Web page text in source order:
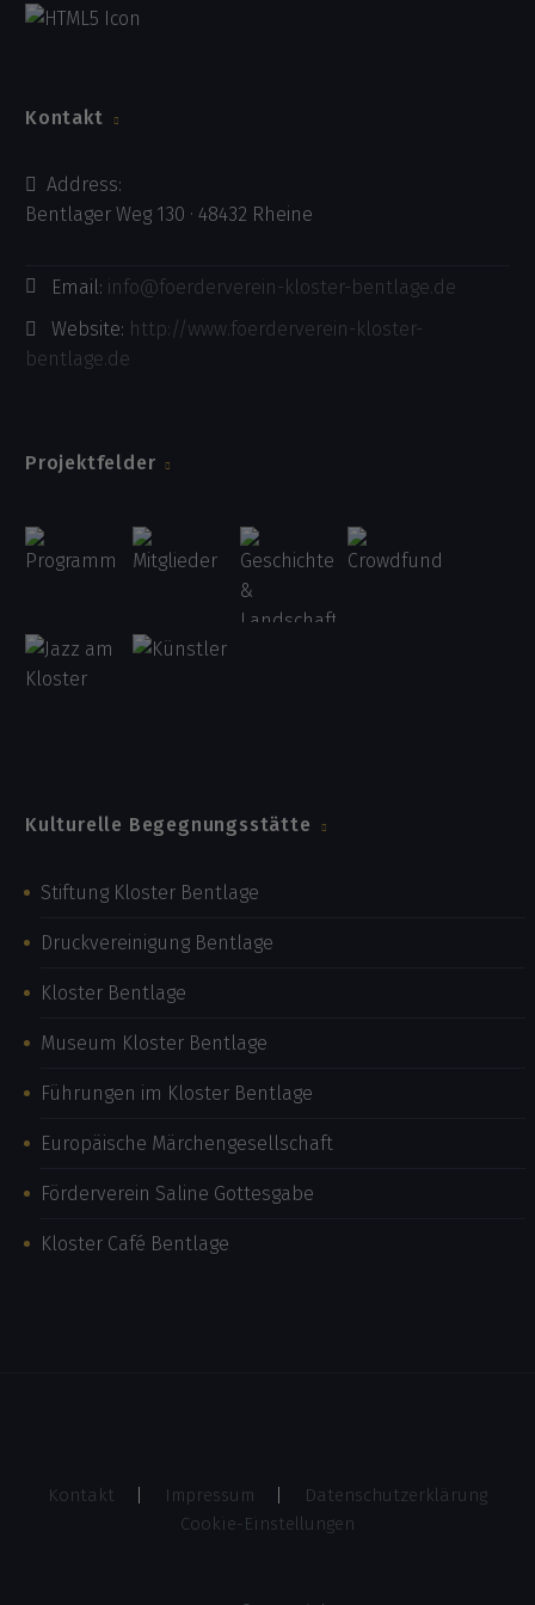
Kontakt
Address:
Bentlager Weg 130 · 48432 Rheine
Email: info@foerderverein-kloster-bentlage.de
Website: http://www.foerderverein-kloster-
bentlage.de
Projektfelder
Kulturelle Begegnungsstätte
Stiftung Kloster Bentlage
Druckvereinigung Bentlage
Kloster Bentlage
Museum Kloster Bentlage
Führungen im Kloster Bentlage
Europäische Märchengesellschaft
Förderverein Saline Gottesgabe
Kloster Café Bentlage
Kontakt Impressum
Datenschutzerklärung
Cookie-Einstellungen